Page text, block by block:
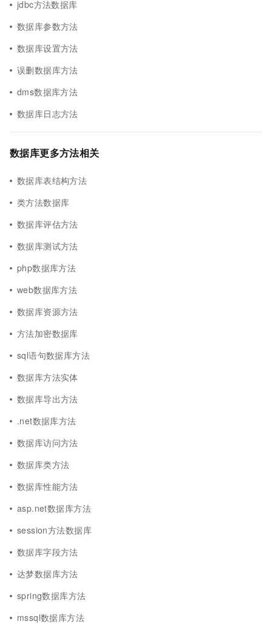
jdbc方法数据库
数据库参数方法
数据库设置方法
误删数据库方法
dms数据库方法
数据库日志方法
数据库更多方法相关
数据库表结构方法
类方法数据库
数据库评估方法
数据库测试方法
php数据库方法
web数据库方法
数据库资源方法
方法加密数据库
sql语句数据库方法
数据库方法实体
数据库导出方法
.net数据库方法
数据库访问方法
数据库类方法
数据库性能方法
asp.net数据库方法
session方法数据库
数据库字段方法
达梦数据库方法
spring数据库方法
mssql数据库方法